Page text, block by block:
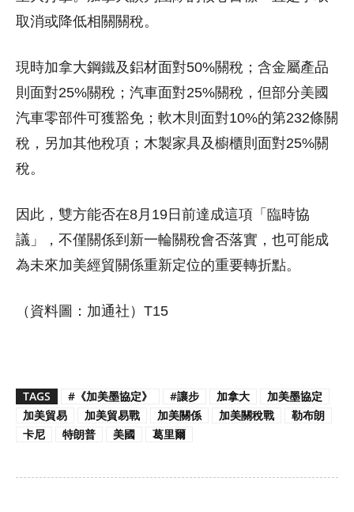
取消或降低相關關稅。
現時加拿大鋼鐵及鋁材面對50%關稅；含金屬產品
則面對25%關稅；汽車面對25%關稅，但部分美國
汽車零部件可獲豁免；軟木則面對10%的第232條關
稅，另加其他稅項；木製家具及櫥櫃則面對25%關
稅。
因此，雙方能否在8月19日前達成這項「臨時協
議」，不僅關係到新一輪關稅會否落實，也可能成
為未來加美經貿關係重新定位的重要轉折點。
（資料圖：加通社）T15
TAGS #《加美墨協定》 #讓步 加拿大
加美墨協定
加美貿易
加美貿易戰 加美關係 加美關稅戰
勒布朗
卡尼
特朗普 美國 葛里爾